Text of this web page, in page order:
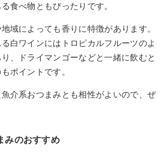
食べ物ともぴったりです。
域によっても香りに特徴があります。
白ワインにはトロピカルフルーツのよ
、ドライマンゴーなどと一緒に飲むと
ポイントです。
介系おつまみとも相性がよいので、ぜ
みのおすすめ